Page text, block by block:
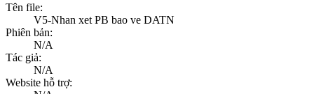
Tên file:
V5-Nhan xet PB bao ve DATN
Phiên bản:
N/A
Tác giả:
N/A
Website hỗ trợ: